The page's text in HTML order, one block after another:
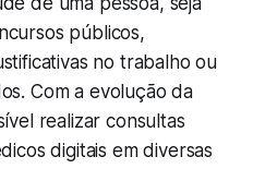
públicos,
no trabalho ou
Com a evolução da
realizar consultas
digitais em diversas